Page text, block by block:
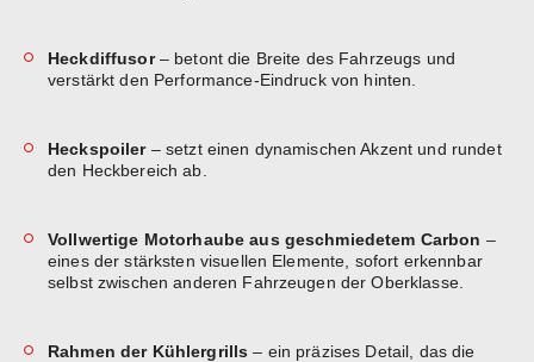
Heckdiffusor– betont die Breite des Fahrzeugs und
verstärkt den Performance-Eindruck von hinten.
Heckspoiler– setzt einen dynamischen Akzent und rundet
den Heckbereich ab.
Vollwertige Motorhaube aus geschmiedetem Carbon –
eines der stärksten visuellen Elemente, sofort erkennbar
selbst zwischen anderen Fahrzeugen der Oberklasse.
Rahmen der Kühlergrills – ein präzises Detail, das die